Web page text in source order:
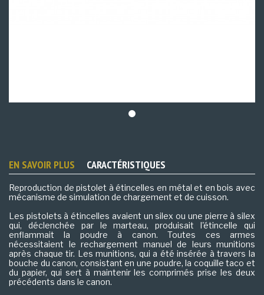
EN SAVOIR PLUS CARACTÉRISTIQUES
Reproduction de pistolet à étincelles en métal et en bois avec
mécanisme de simulation de chargement et de cuisson.
Les pistolets à étincelles avaient un silex ou une pierre à silex
qui, déclenchée par le marteau, produisait l'étincelle qui
enflammait la poudre à canon. Toutes ces armes
nécessitaient le rechargement manuel de leurs munitions
après chaque tir. Les munitions, qui a été insérée à travers la
bouche du canon, consistant en une poudre, la coquille taco et
du papier, qui sert à maintenir les comprimés prise les deux
précédents dans le canon.